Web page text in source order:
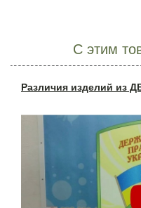
С этим
Различия изделий из